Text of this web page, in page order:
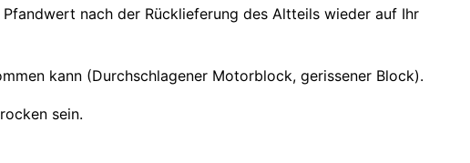
nach der Rücklieferung des Altteils wieder auf Ihr
kann (Durchschlagener Motorblock, gerissener Block).
sein.